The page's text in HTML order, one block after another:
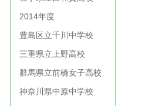
2014年度
豊島区立千川中学校
三重県立上野高校
群馬県立前橋女子高校
神奈川県中原中学校